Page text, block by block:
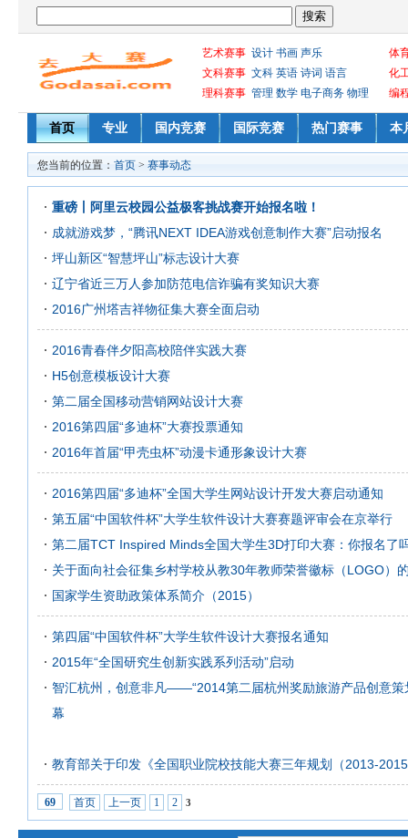
艺术赛事 设计 书画 声乐
文科赛事 文科 英语 诗词 语言
理科赛事 管理 数学 电子商务 物理
体
化
编
首页 专业 国内竞赛 国际竞赛 热门赛事 本
您当前的位置： 首页 > 赛事动态
重磅丨阿里云校园公益极客挑战赛开始报名啦！
成就游戏梦，“腾讯NEXT IDEA游戏创意制作大赛”启动报名
坪山新区“智慧坪山”标志设计大赛
辽宁省近三万人参加防范电信诈骗有奖知识大赛
2016广州塔吉祥物征集大赛全面启动
2016青春伴夕阳高校陪伴实践大赛
H5创意模板设计大赛
第二届全国移动营销网站设计大赛
2016第四届“多迪杯”大赛投票通知
2016年首届“甲壳虫杯”动漫卡通形象设计大赛
2016第四届“多迪杯”全国大学生网站设计开发大赛启动通知
第五届“中国软件杯”大学生软件设计大赛赛题评审会在京举行
第二届TCT Inspired Minds全国大学生3D打印大赛：你报名了
关于面向社会征集乡村学校从教30年教师荣誉徽标（LOGO）
国家学生资助政策体系简介（2015）
第四届“中国软件杯”大学生软件设计大赛报名通知
2015年“全国研究生创新实践系列活动”启动
智汇杭州，创意非凡——“2014第二届杭州奖励旅游产品创意策
幕
教育部关于印发《全国职业院校技能大赛三年规划（2013-
69 首页 上一页 1 2 3